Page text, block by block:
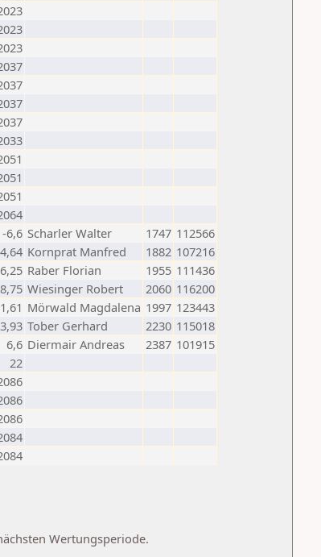
-6,6 Scharler Walter 1747 112566
4,64 Kornprat Manfred 1882 107216
6,25 Raber Florian 1955 111436
8,75 Wiesinger Robert 2060 116200
Mörwald Magdalena 1997 123443
3,93 Tober Gerhard 2230 115018
6,6 Diermair Andreas 2387 101915
22
Wertungsperiode.